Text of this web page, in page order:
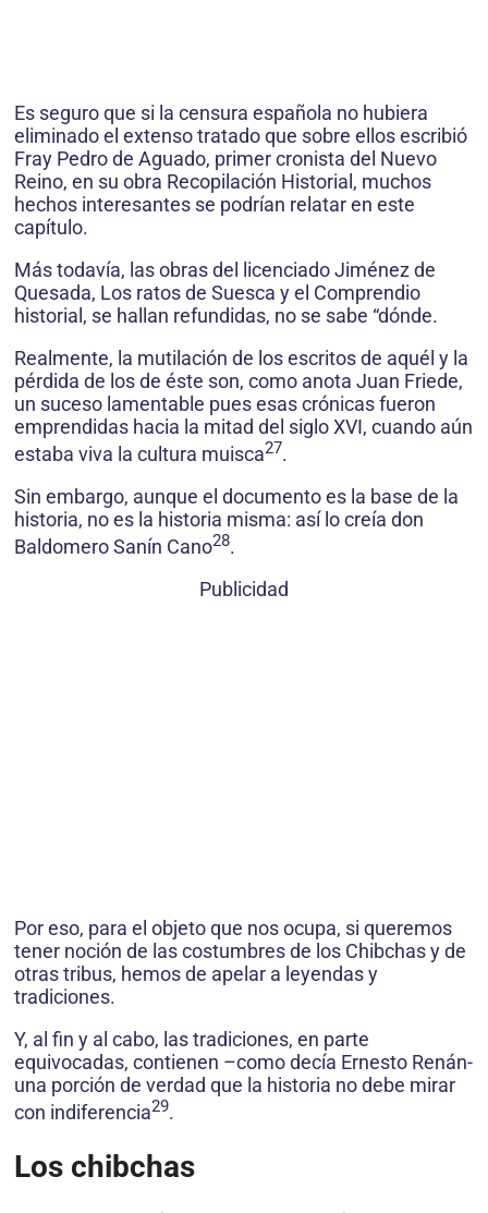
Es seguro que si la censura española no hubiera
eliminado el extenso tratado que sobre ellos escribió
Fray Pedro de Aguado, primer cronista del Nuevo
Reino, en su obra Recopilación Historial, muchos
hechos interesantes se podrían relatar en este
capítulo.
Más todavía, las obras del licenciado Jiménez de
Quesada, Los ratos de Suesca y el Comprendio
historial, se hallan refundidas, no se sabe “dónde.
Realmente, la mutilación de los escritos de aquél y la
pérdida de los de éste son, como anota Juan Friede,
un suceso lamentable pues esas crónicas fueron
emprendidas hacia la mitad del siglo XVI, cuando aún
estaba viva la cultura muisca27.
Sin embargo, aunque el documento es la base de la
historia, no es la historia misma: así lo creía don
Baldomero Sanín Cano28.
Publicidad
Por eso, para el objeto que nos ocupa, si queremos
tener noción de las costumbres de los Chibchas y de
otras tribus, hemos de apelar a leyendas y
tradiciones.
Y, al fin y al cabo, las tradiciones, en parte
equivocadas, contienen –como decía Ernesto Renán-
una porción de verdad que la historia no debe mirar
con indiferencia29.
Los chibchas